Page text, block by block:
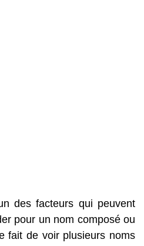
des facteurs qui peuvent
pour un nom composé ou
fait de voir plusieurs noms